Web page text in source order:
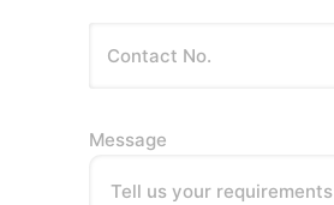
Message
Tell us your requirements